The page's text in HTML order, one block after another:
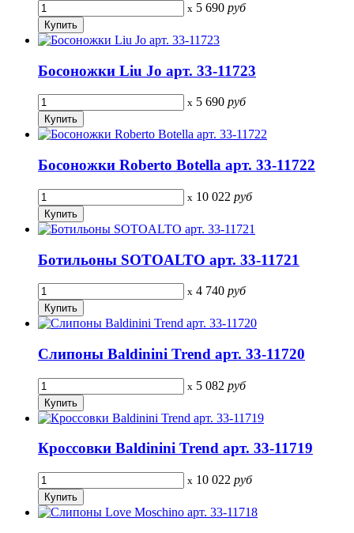
x 5 690 руб
Босоножки Liu Jo арт. 33-11723
x 5 690 руб
Босоножки Roberto Botella арт. 33-11722
x 10 022 руб
Ботильоны SOTOALTO арт. 33-11721
x 4 740 руб
Слипоны Baldinini Trend арт. 33-11720
x 5 082 руб
Кроссовки Baldinini Trend арт. 33-11719
x 10 022 руб